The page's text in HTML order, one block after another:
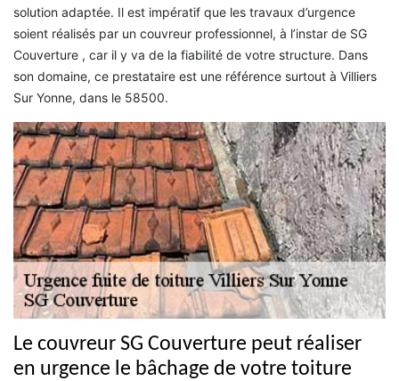
solution adaptée. Il est impératif que les travaux d’urgence
soient réalisés par un couvreur professionnel, à l’instar de SG
Couverture , car il y va de la fiabilité de votre structure. Dans
son domaine, ce prestataire est une référence surtout à Villiers
Sur Yonne, dans le 58500.
Le couvreur SG Couverture peut réaliser
en urgence le bâchage de votre toiture